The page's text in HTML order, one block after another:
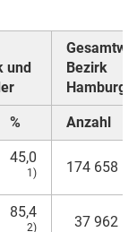
und
Bezirk
Hamburg-
% Anzahl
45,0
1) 174 658
85,4
2) 37 962